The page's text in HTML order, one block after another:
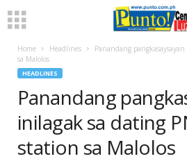
Home Headlines
Panandang
sa Malolos
HEADLINES
Panandang
inilagak sa dating
station sa Malolos